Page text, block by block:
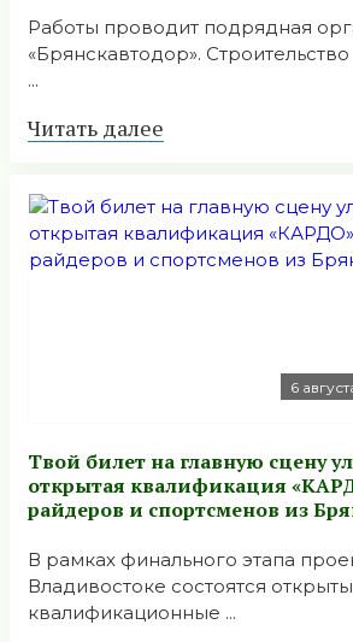
Работы проводит подрядная
«Брянскавтодор».
...
Читать далее
6
Твой билет на главную сцену
открытая квалификация
райдеров и спортсменов из
В рамках финального этапа
Владивостоке состоятся
квалификационные ...